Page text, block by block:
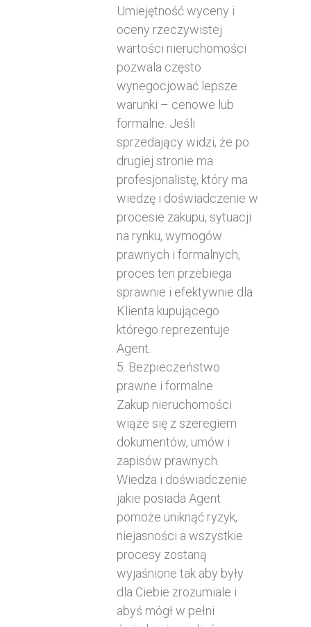
Umiejętność wyceny i
oceny rzeczywistej
wartości nieruchomości
pozwala często
wynegocjować lepsze
warunki – cenowe lub
formalne. Jeśli
sprzedający widzi, że po
drugiej stronie ma
profesjonalistę, który ma
wiedzę i doświadczenie w
procesie zakupu, sytuacji
na rynku, wymogów
prawnych i formalnych,
proces ten przebiega
sprawnie i efektywnie dla
Klienta kupującego
którego reprezentuje
Agent.
5. Bezpieczeństwo
prawne i formalne
Zakup nieruchomości
wiąże się z szeregiem
dokumentów, umów i
zapisów prawnych.
Wiedza i doświadczenie
jakie posiada Agent
pomoże uniknąć ryzyk,
niejasności a wszystkie
procesy zostaną
wyjaśnione tak aby były
dla Ciebie zrozumiale i
abyś mógł w pełni